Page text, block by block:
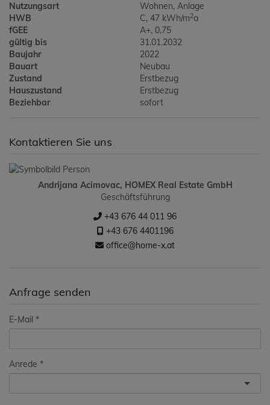
Nutzungsart Wohnen Anlage
HWB
C, 47 kWh/m2a
fGEE
A+, 0,75
gültig bis
31.01.2032
Baujahr
2022
Bauart
Neubau
Zustand
Erstbezug
Hauszustand
Erstbezug
Beziehbar
sofort
Kontaktieren Sie uns
Andrijana Acimovac, HOMEX Real Estate GmbH
Geschäftsführung
+43 676 44 011 96
+43 676 4401196
office@home-x.at
Anfrage senden
E-Mail
Anrede